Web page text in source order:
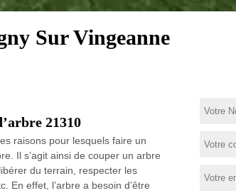
Sur Vingeanne
21310
raisons pour lesquels faire un
Il s’agit ainsi de couper un arbre
du terrain, respecter les
En effet, l’arbre a besoin d’être